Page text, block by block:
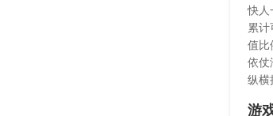
快人
累
值比
依仗
纵横
游